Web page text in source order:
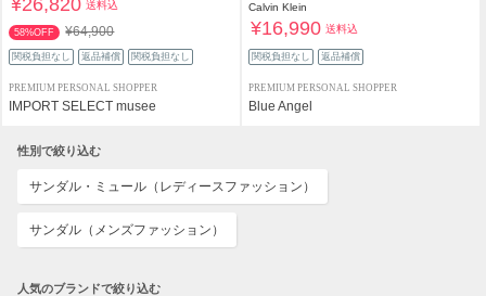
送料込
58%OFF ¥64,900
関税負担なし 返品補償 関税負担なし
PREMIUM PERSONAL SHOPPER
IMPORT SELECT musee
Calvin Klein
¥16,990 送料込
関税負担なし 返品補償
PREMIUM PERSONAL SHOPPER
Blue Angel
性別で絞り込む
サンダル・ミュール（レディースファッション）
サンダル（メンズファッション）
人気のブランドで絞り込む